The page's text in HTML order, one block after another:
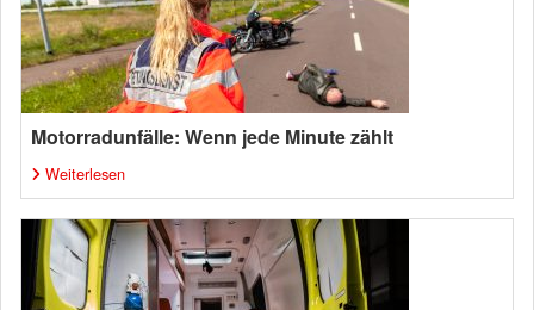
Motorradunfälle: Wenn jede Minute zählt
Weiterlesen